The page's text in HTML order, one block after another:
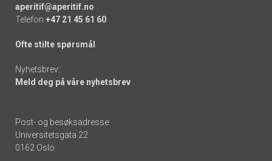
aperitif@aperitif.no
Telefon +47 21 45 61 60
Ofte stilte spørsmål
Nyhetsbrev:
Meld deg på våre nyhetsbrev
Post- og besøksadresse:
Universitetsgata 22
0162 Oslo